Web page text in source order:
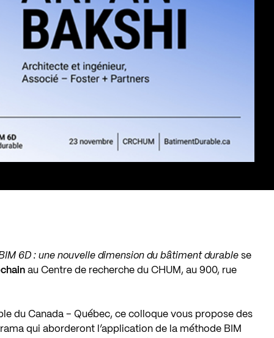
6D : une nouvelle dimension du bâtiment durable se
au Centre de recherche du CHUM, au900, rue
du Canada – Québec, ce colloque vous proposedes
qui aborderont l’application de la méthode BIM